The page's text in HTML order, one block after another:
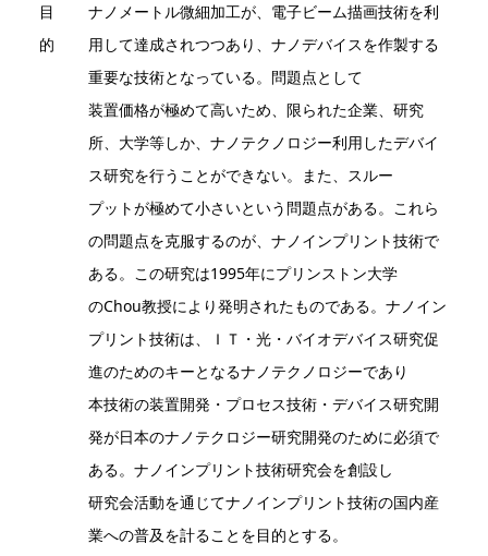
目
的
ナノメートル微細加工が、電子ビーム描画技術を利
用して達成されつつあり、ナノデバイスを作製する
重要な技術となっている。問題点として
装置価格が極めて高いため、限られた企業、研究
所、大学等しか、ナノテクノロジー利用したデバイ
ス研究を行うことができない。また、スルー
プットが極めて小さいという問題点がある。これら
の問題点を克服するのが、ナノインプリント技術で
ある。この研究は1995年にプリンストン大学
のChou教授により発明されたものである。ナノイン
プリント技術は、ＩＴ・光・バイオデバイス研究促
進のためのキーとなるナノテクノロジーであり
本技術の装置開発・プロセス技術・デバイス研究開
発が日本のナノテクロジー研究開発のために必須で
ある。ナノインプリント技術研究会を創設し
研究会活動を通じてナノインプリント技術の国内産
業への普及を計ることを目的とする。